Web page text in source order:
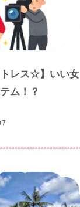
トレス☆】いい女
ム！？